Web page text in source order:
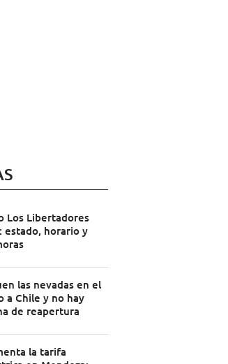
Los Libertadores
estado, horario y
las nevadas en el
a Chile y no hay
de reapertura
la tarifa